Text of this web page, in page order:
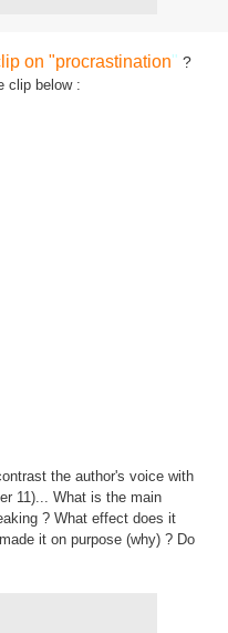
on "procrastination" ?
clip below :
the author's voice with
11)... What is the main
? What effect does it
it on purpose (why) ? Do